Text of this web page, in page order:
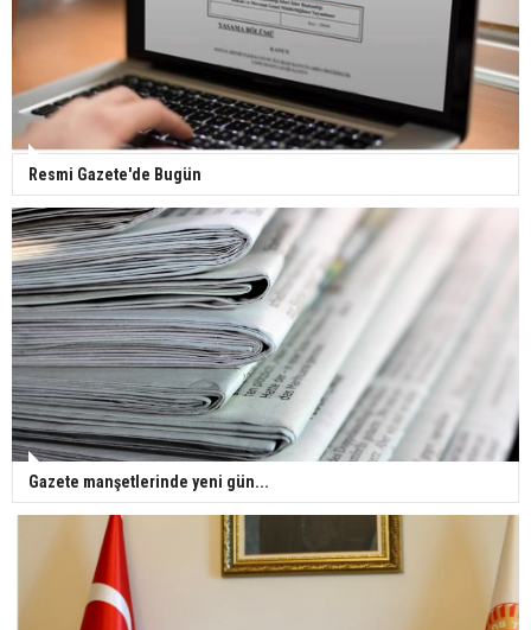
Gazze'deki Sağlık Bakanlığı duyurdu: Vahşetin
pençesinde 2 salgın vaka tespit edildi
Resmi Gazete'de Bugün
Gazete manşetlerinde yeni gün...